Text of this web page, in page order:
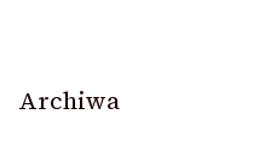
Archiwa